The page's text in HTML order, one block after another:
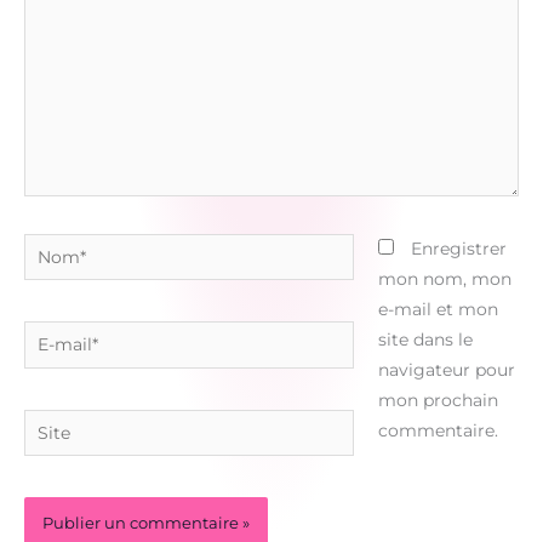
Nom*
E-
mail*
Site
Enregistrer
mon nom, mon
e-mail et mon
site dans le
navigateur pour
mon prochain
commentaire.